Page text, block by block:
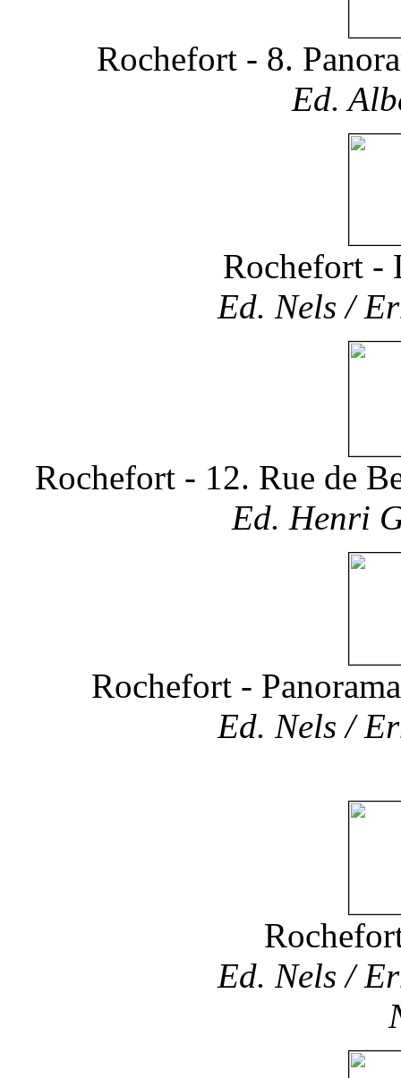
Rochefort - 8.
Ed.
Rochefort -
Ed. Nels /
Rochefort - 12. Rue de
Ed. Henri
Rochefort -
Ed. Nels /
Ed. Nels /